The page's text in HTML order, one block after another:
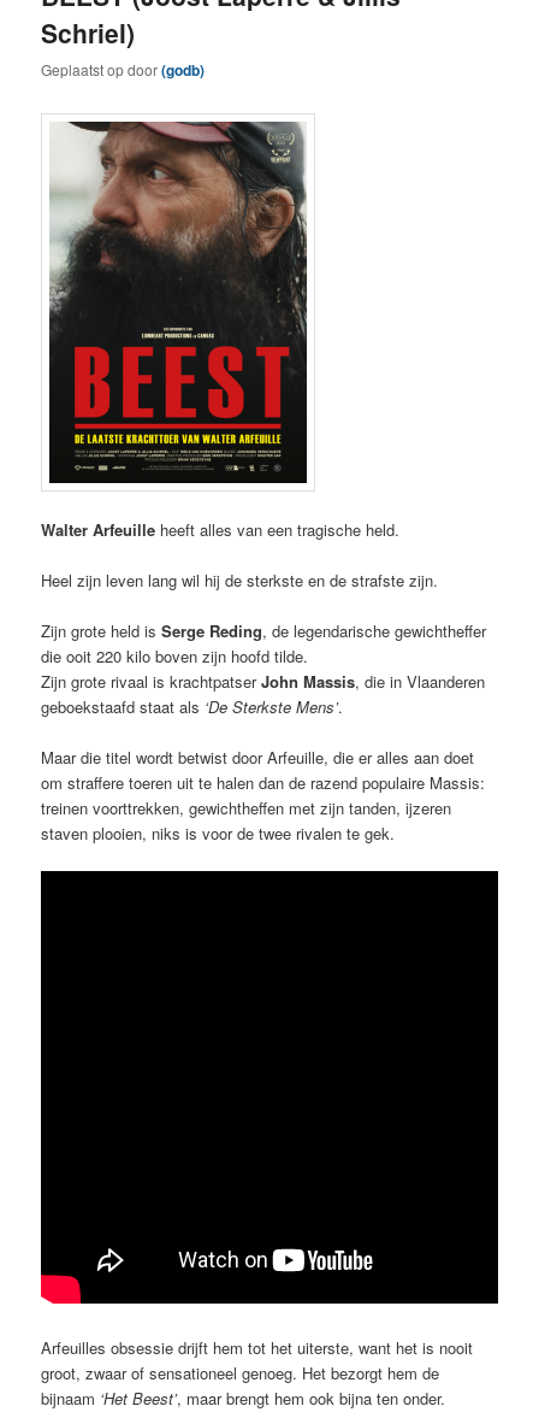
Schriel)
Geplaatst opdoor(godb)
Walter Arfeuille heeft alles van een tragische held.
Heel zijn leven lang wil hij de sterkste en de strafste zijn.
Zijn grote held isSerge Reding, de legendarische gewichtheffer
die ooit 220 kilo boven zijn hoofd tilde.
Zijn grote rivaal is krachtpatserJohn Massis, die in Vlaanderen
geboekstaafd staat als ‘De Sterkste Mens’.
Maar die titel wordt betwist door Arfeuille, die er alles aan doet
om straffere toeren uit te halen dan de razend populaire Massis:
treinen voorttrekken, gewichtheffen met zijn tanden, ijzeren
staven plooien, niks is voor de twee rivalen te gek.
Arfeuilles obsessie drijft hem tot het uiterste, want het is nooit
groot, zwaar of sensationeel genoeg. Het bezorgt hem de
bijnaam ‘Het Beest’, maar brengt hem ook bijna ten onder.